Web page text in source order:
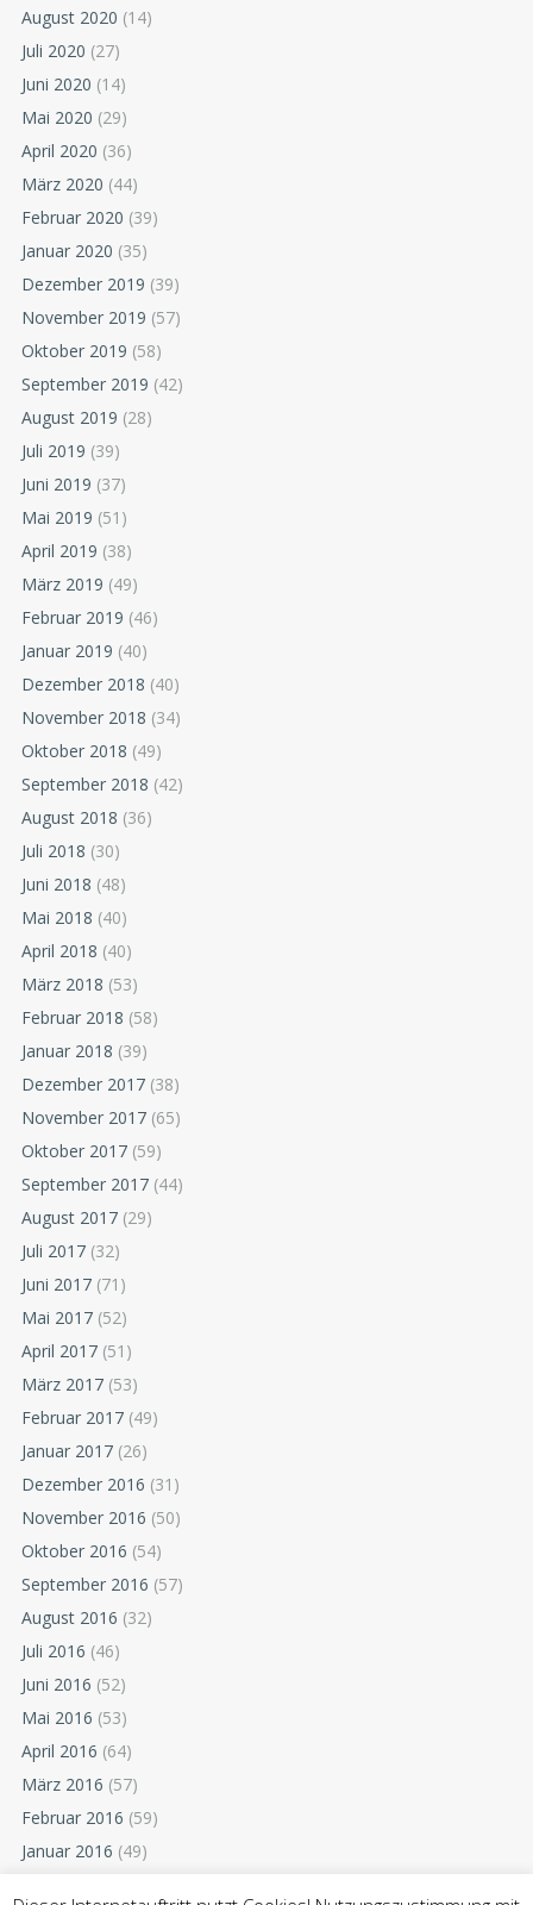
August 2020 (14)
Juli 2020 (27)
Juni 2020 (14)
Mai 2020 (29)
April 2020 (36)
März 2020 (44)
Februar 2020 (39)
Januar 2020 (35)
Dezember 2019 (39)
November 2019 (57)
Oktober 2019 (58)
September 2019 (42)
August 2019 (28)
Juli 2019 (39)
Juni 2019 (37)
Mai 2019 (51)
April 2019 (38)
März 2019 (49)
Februar 2019 (46)
Januar 2019 (40)
Dezember 2018 (40)
November 2018 (34)
Oktober 2018 (49)
September 2018 (42)
August 2018 (36)
Juli 2018 (30)
Juni 2018 (48)
Mai 2018 (40)
April 2018 (40)
März 2018 (53)
Februar 2018 (58)
Januar 2018 (39)
Dezember 2017 (38)
November 2017 (65)
Oktober 2017 (59)
September 2017 (44)
August 2017 (29)
Juli 2017 (32)
Juni 2017 (71)
Mai 2017 (52)
April 2017 (51)
März 2017 (53)
Februar 2017 (49)
Januar 2017 (26)
Dezember 2016 (31)
November 2016 (50)
Oktober 2016 (54)
September 2016 (57)
August 2016 (32)
Juli 2016 (46)
Juni 2016 (52)
Mai 2016 (53)
April 2016 (64)
März 2016 (57)
Februar 2016 (59)
Januar 2016 (49)